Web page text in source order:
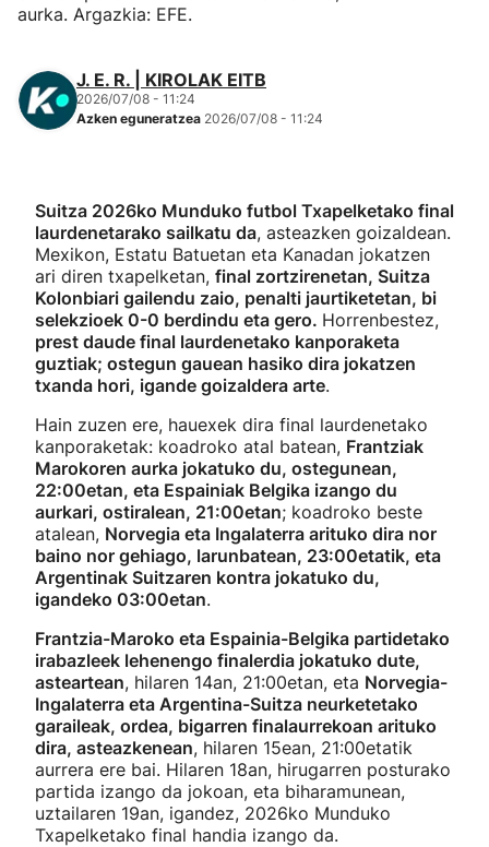
aurka. Argazkia: EFE.
J. E. R. | KIROLAK EITB
2026/07/08 - 11:24
Azken eguneratzea 2026/07/08 - 11:24
Suitza 2026ko Munduko futbol Txapelketako final
laurdenetarako sailkatu da, asteazken goizaldean.
Mexikon, Estatu Batuetan eta Kanadan jokatzen
ari diren txapelketan, final zortzirenetan, Suitza
Kolonbiari gailendu zaio, penalti jaurtiketetan, bi
selekzioek 0-0 berdindu eta gero. Horrenbestez,
prest daude final laurdenetako kanporaketa
guztiak; ostegun gauean hasiko dira jokatzen
txanda hori, igande goizaldera arte.
Hain zuzen ere, hauexek dira final laurdenetako
kanporaketak: koadroko atal batean, Frantziak
Marokoren aurka jokatuko du, ostegunean,
22:00etan, eta Espainiak Belgika izango du
aurkari, ostiralean, 21:00etan; koadroko beste
atalean, Norvegia eta Ingalaterra arituko dira nor
baino nor gehiago, larunbatean, 23:00etatik, eta
Argentinak Suitzaren kontra jokatuko du,
igandeko 03:00etan.
Frantzia-Maroko eta Espainia-Belgika partidetako
irabazleek lehenengo finalerdia jokatuko dute,
asteartean, hilaren 14an, 21:00etan, eta Norvegia-
Ingalaterra eta Argentina-Suitza neurketetako
garaileak, ordea, bigarren finalaurrekoan arituko
dira, asteazkenean, hilaren 15ean, 21:00etatik
aurrera ere bai. Hilaren 18an, hirugarren posturako
partida izango da jokoan, eta biharamunean,
uztailaren 19an, igandez, 2026ko Munduko
Txapelketako final handia izango da.